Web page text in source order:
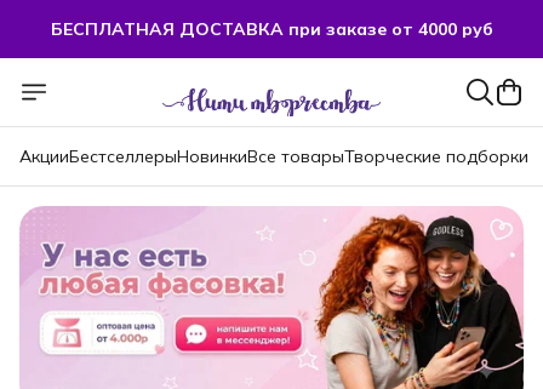
БЕСПЛАТНАЯ ДОСТАВКА при заказе от 4000 руб
БЕСПЛАТНАЯ ДОСТАВКА при заказе от 4000 руб
АкцииБестселлерыНовинкиВсе товарыТворческие подборки